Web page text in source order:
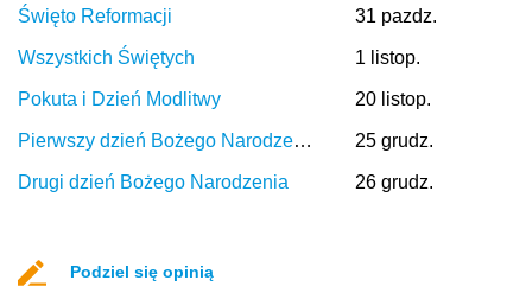
Święto Reformacji 31 pazdz.
Wszystkich Świętych 1 listop.
Pokuta i Dzień Modlitwy 20 listop.
Pierwszy dzień Bożego Narodzenia 25 grudz.
Drugi dzień Bożego Narodzenia 26 grudz.
Podziel się opinią